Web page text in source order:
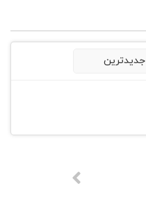
جدیدترین